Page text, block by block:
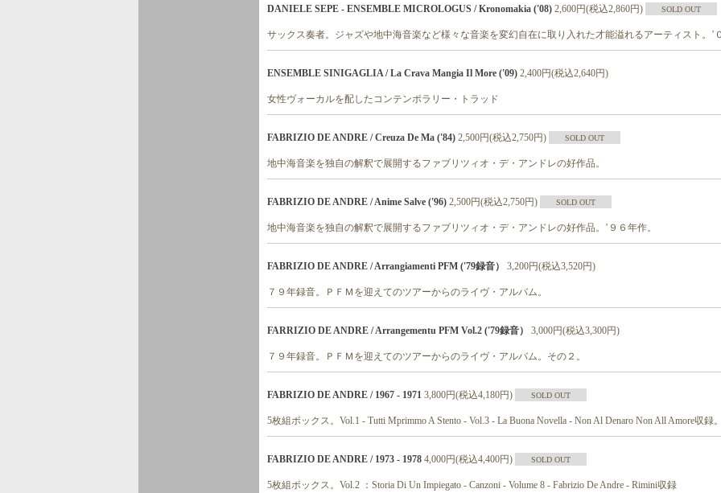
DANIELE SEPE - ENSEMBLE MICROLOGUS / Kronomakia ('08) 2,600円(税込2,860円) SOLD OUT
サックス奏者。ジャズや地中海音楽など様々な音楽を変幻自在に取り入れた才能溢れるアーティスト。’
ENSEMBLE SINIGAGLIA / La Crava Mangia Il More ('09) 2,400円(税込2,640円)
女性ヴォーカルを配したコンテンポラリー・トラッド
FABRIZIO DE ANDRE / Creuza De Ma ('84) 2,500円(税込2,750円) SOLD OUT
地中海音楽を独自の解釈で展開するファブリツィオ・デ・アンドレの好作品。
FABRIZIO DE ANDRE / Anime Salve ('96) 2,500円(税込2,750円) SOLD OUT
地中海音楽を独自の解釈で展開するファブリツィオ・デ・アンドレの好作品。’９６年作。
FABRIZIO DE ANDRE / Arrangiamenti PFM ('79録音） 3,200円(税込3,520円)
７９年録音。ＰＦＭを迎えてのツアーからのライヴ・アルバム。
FARRIZIO DE ANDRE / Arrangementu PFM Vol.2 ('79録音） 3,000円(税込3,300円)
７９年録音。ＰＦＭを迎えてのツアーからのライヴ・アルバム。その２。
FABRIZIO DE ANDRE / 1967 - 1971 3,800円(税込4,180円) SOLD OUT
5枚組ボックス。Vol.1 - Tutti Mprimmo A Stento - Vol.3 - La Buona Novella - Non Al Denaro Non All Amore収録
FABRIZIO DE ANDRE / 1973 - 1978 4,000円(税込4,400円) SOLD OUT
5枚組ボックス。Vol.2 ：Storia Di Un Impiegato - Canzoni - Volume 8 - Fabrizio De Andre - Rimini収録